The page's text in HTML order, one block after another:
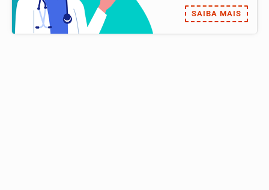
SAIBA MAIS